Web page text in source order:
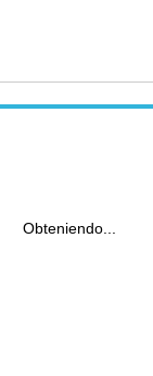
Obteniendo...